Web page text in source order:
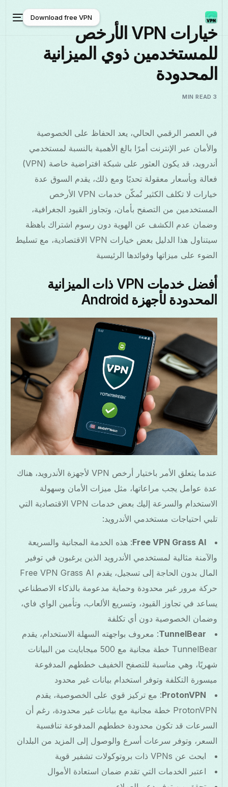
العربية
Download free VPN
Download free VPN
خيارات VPN الأرخص
للمستخدمين ذوي الميزانية
المحدودة
3 MIN READ
في العصر الرقمي الحالي، يعد الحفاظ على الخصوصية
والأمان عبر الإنترنت أمرًا بالغ الأهمية بالنسبة لمستخدمي
أندرويد، قد يكون العثور على شبكة افتراضية خاصة (VPN)
فعالة وبأسعار معقولة تحديًا ومع ذلك، يقدم السوق عدة
خيارات لا تكلف الكثير تُمكّن خدمات VPN الأرخص
المستخدمين من التصفح بأمان، وتجاوز القيود الجغرافية،
وضمان عدم الكشف عن الهوية دون رسوم اشتراك باهظة
سيتناول هذا الدليل بعض خيارات VPN الاقتصادية، مع تسليط
الضوء على ميزاتها وفوائدها الرئيسية
أفضل خدمات VPN ذات الميزانية
المحدودة لأجهزة Android
عندما يتعلق الأمر باختيار أرخص VPN لأجهزة الأندرويد، هناك
عدة عوامل يجب مراعاتها، مثل ميزات الأمان وسهولة
الاستخدام والسرعة إليك بعض خدمات VPN الاقتصادية التي
تلبي احتياجات مستخدمي الأندرويد:
Free VPN Grass AI: هذه الخدمة المجانية والسريعة
والآمنة مثالية لمستخدمي الأندرويد الذين يرغبون في توفير
المال بدون الحاجة إلى تسجيل، يقدم Free VPN Grass AI
حركة مرور غير محدودة وحماية مدعومة بالذكاء الاصطناعي
يساعد في تجاوز القيود، وتسريع الألعاب، وتأمين الواي فاي،
وضمان الخصوصية دون أي تكلفة
TunnelBear: معروف بواجهته السهلة الاستخدام، يقدم
TunnelBear خطة مجانية مع 500 ميجابايت من البيانات
شهريًا، وهي مناسبة للتصفح الخفيف خططهم المدفوعة
ميسورة التكلفة وتوفر استخدام بيانات غير محدود
ProtonVPN: مع تركيز قوي على الخصوصية، يقدم
ProtonVPN خطة مجانية مع بيانات غير محدودة، رغم أن
السرعات قد تكون محدودة خططهم المدفوعة تنافسية
السعر، وتوفر سرعات أسرع والوصول إلى المزيد من البلدان
ابحث عن VPNs ذات بروتوكولات تشفير قوية
اعتبر الخدمات التي تقدم ضمان استعادة الأموال